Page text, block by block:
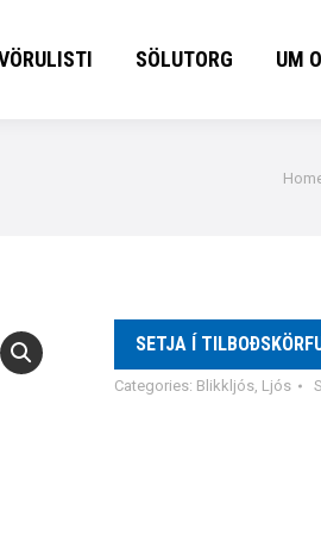
SÖLUTORG UM
You
SETJA Í
Categories: Blikkljós, Ljós